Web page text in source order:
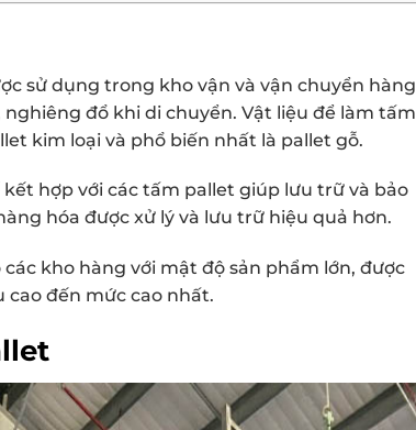
sử dụng trong kho vận và vận chuyển hàng
đổ khi di chuyển. Vật liệu để làm tấm
kim loại và phổ biến nhất là pallet gỗ.
hợp với các tấm pallet giúp lưu trữ và bảo
hóa được xử lý và lưu trữ hiệu quả hơn.
kho hàng với mật độ sản phẩm lớn, được
đến mức cao nhất.